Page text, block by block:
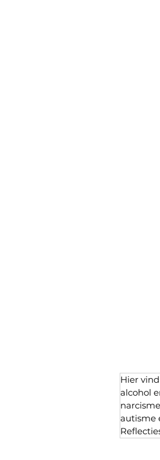
Hier
alcohol
autisme